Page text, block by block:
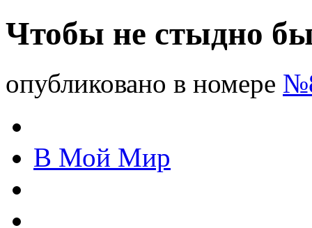
Чтобы не стыдно
опубликовано в номере
В Мой Мир